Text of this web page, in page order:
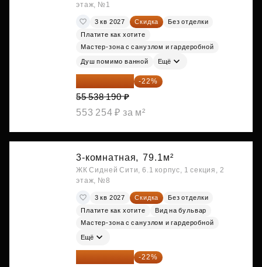
этаж, №1
3 кв 2027 Скидка
Без отделки
Платите как хотите
Мастер-зона с санузлом и гардеробной
Душ помимо ванной Ещё
43 319 788 ₽ -22%
55 538 190 ₽
553 254 ₽ за м²
3-комнатная, 79.1м²
ЖК Сидней Сити, 6.1 корпус, 1 секция, 2
этаж, №8
3 кв 2027 Скидка
Без отделки
Платите как хотите
Вид на бульвар
Мастер-зона с санузлом и гардеробной
Ещё
43 762 391 ₽ -22%